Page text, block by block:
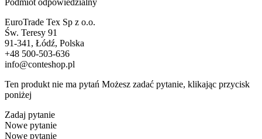
EuroTrade Tex Sp z o.o.
Św. Teresy 91
91-341, Łódź, Polska
+48 500-503-636
info@conteshop.pl
Ten produkt nie ma pytań Możesz zadać pytanie, klikając przycisk
poniżej
Zadaj pytanie
Nowe pytanie
Nowe pytanie